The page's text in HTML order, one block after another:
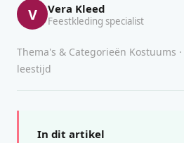
V Vera Kleed
Feestkleding specialist
Thema's & Categorieën Kostuums
leestijd
In dit artikel